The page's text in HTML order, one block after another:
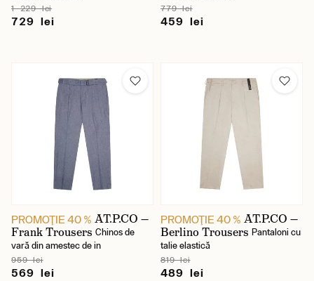
1 229 lei
729 lei
779 lei
459 lei
PROMOŢIE 40 % AT.P.CO —
Frank Trousers Chinos de
vară din amestec de in
959 lei
569 lei
PROMOŢIE 40 % AT.P.CO —
Berlino Trousers Pantaloni cu
talie elastică
819 lei
489 lei